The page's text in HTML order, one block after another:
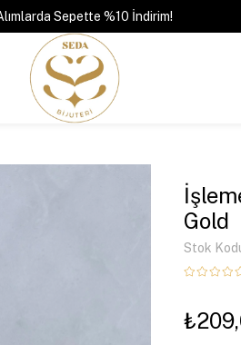
Sepette %10 İndirim!
Gold
Stok